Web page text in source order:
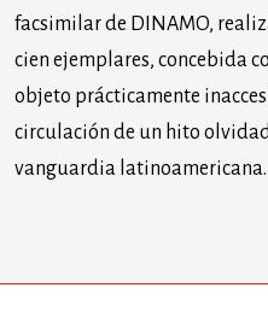
facsimilar de DINAMO,
cien ejemplares, concebida
objeto prácticamente
circulación de un hito
vanguardia latinoamericana.